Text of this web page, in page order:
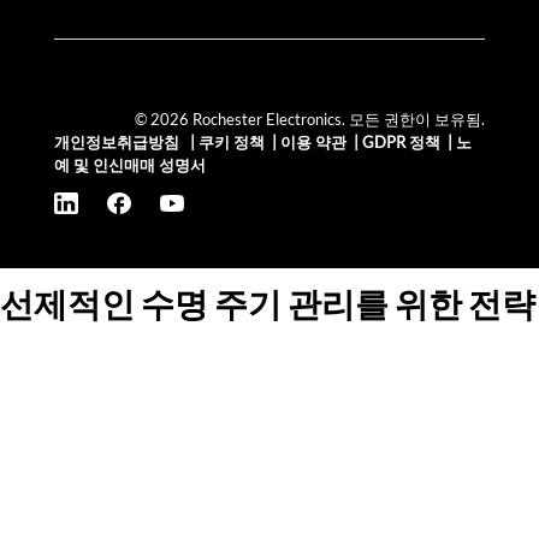
© 2026 Rochester Electronics. 모든 권한이 보유됨.
개인정보취급방침
쿠키 정책 이용 약관| GDPR 정책
노
예 및 인신매매 성명서
선제적인 수명 주기 관리를 위한 전략